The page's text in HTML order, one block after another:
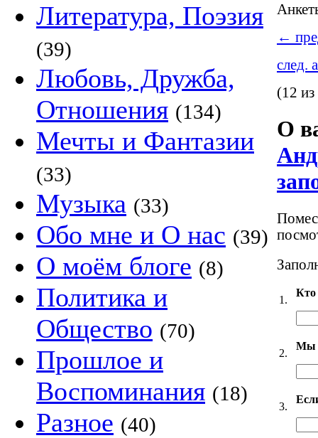
Литература, Поэзия
(39)
Любовь, Дружба,
Отношения (134)
Мечты и Фантазии
(33)
Музыка (33)
Обо мне и О нас (39)
О моём блоге (8)
Политика и
Общество (70)
Прошлое и
Воспоминания (18)
Разное (40)
←
след.
(12
О
1.
2.
Мы
3.